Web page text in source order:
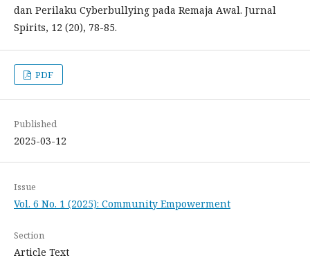
dan Perilaku Cyberbullying pada Remaja Awal. Jurnal
Spirits, 12 (20), 78-85.
PDF
Published
2025-03-12
Issue
Vol. 6 No. 1 (2025): Community Empowerment
Section
Article Text